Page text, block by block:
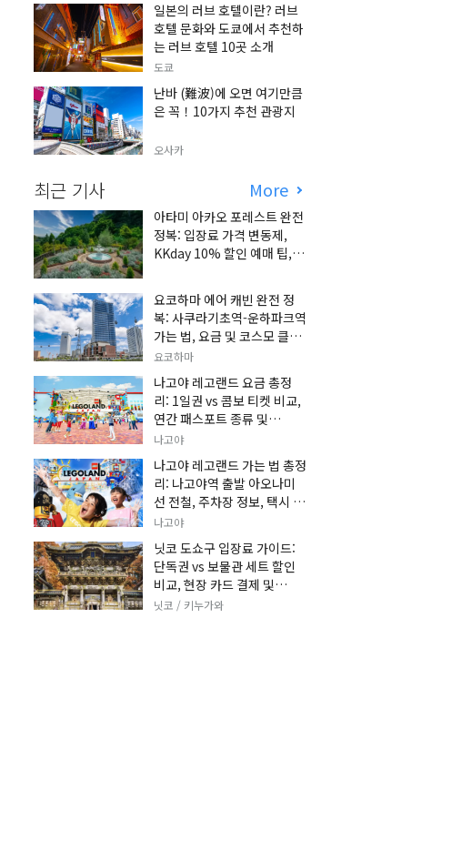
일본의 러브 호텔이란? 러브
호텔 문화와 도쿄에서 추천하
는 러브 호텔 10곳 소개
도쿄
난바 (難波)에 오면 여기만큼
은 꼭！10가지 추천 관광지
오사카
최근 기사 More
아타미 아카오 포레스트 완전
정복: 입장료 가격 변동제,
KKday 10% 할인 예매 팁, 쿠
요코하마 에어 캐빈 완전 정
복: 사쿠라기초역-운하파크역
가는 법, 요금 및 코스모 클락
세트권 할인, 추천 관광 코스
총정리
요코하마
나고야 레고랜드 요금 총정
리: 1일권 vs 콤보 티켓 비교,
연간 패스포트 종류 및
KKday 온라인 사전 할인 예
매 팁
나고야
나고야 레고랜드 가는 법 총정
리: 나고야역 출발 아오나미
선 전철, 주차장 정보, 택시 요
금 및 입장권 예약 팁
나고야
닛코 도쇼구 입장료 가이드:
단독권 vs 보물관 세트 할인
비교, 현장 카드 결제 및
KKday 사전 예매 팁
닛코 / 키누가와